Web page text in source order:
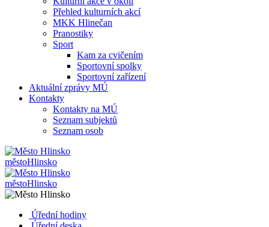
Přehled kulturních akcí
MKK Hlinečan
Pranostiky
Sport
Kam za cvičením
Sportovní spolky
Sportovní zařízení
Aktuální zprávy MÚ
Kontakty
Kontakty na MÚ
Seznam subjektů
Seznam osob
městoHlinsko
městoHlinsko
Úřední hodiny